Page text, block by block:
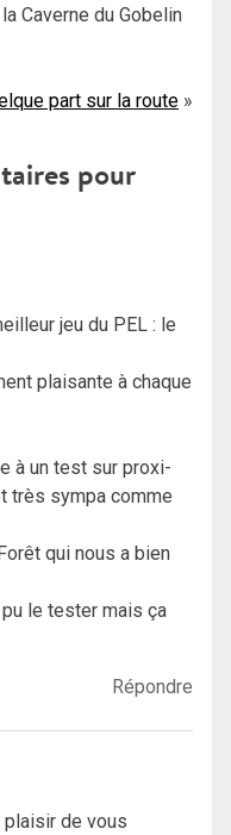
Caverne du Gobelin
part sur la route
pour
jeu du PEL : le
plaisante à chaque
à un test sur proxi-
très sympa comme
qui nous a bien
le tester mais ça
Répondre
plaisir de vous